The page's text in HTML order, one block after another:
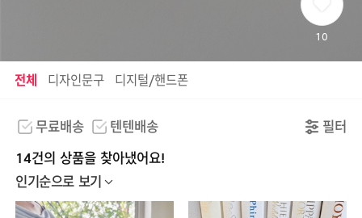
10
전체 디자인문구 디지털/핸드폰
무료배송 텐텐배송 필터
14건의 상품을 찾아냈어요!
인기순으로 보기